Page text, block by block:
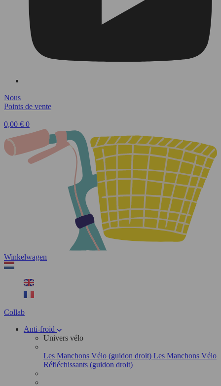
Nous
Points de vente
0,00 € 0
Winkelwagen
Collab
Anti-froid
Univers vélo
Les Manchons Vélo (guidon droit) Les Manchons Vélo
Réfléchissants (guidon droit)